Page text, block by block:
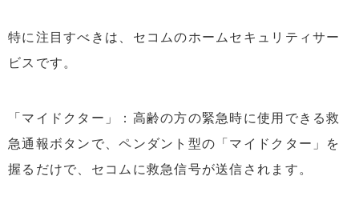
特に注目すべきは、セコムのホームセキュリティサー
ビスです。
「マイドクター」：高齢の方の緊急時に使用できる救
急通報ボタンで、ペンダント型の「マイドクター」を
握るだけで、セコムに救急信号が送信されます。